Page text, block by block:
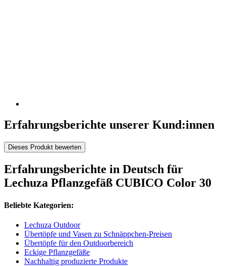
Erfahrungsberichte unserer Kund:innen
Dieses Produkt bewerten
Erfahrungsberichte in Deutsch für
Lechuza Pflanzgefäß CUBICO Color 30
Beliebte Kategorien:
Lechuza Outdoor
Übertöpfe und Vasen zu Schnäppchen-Preisen
Übertöpfe für den Outdoorbereich
Eckige Pflanzgefäße
Nachhaltig produzierte Produkte